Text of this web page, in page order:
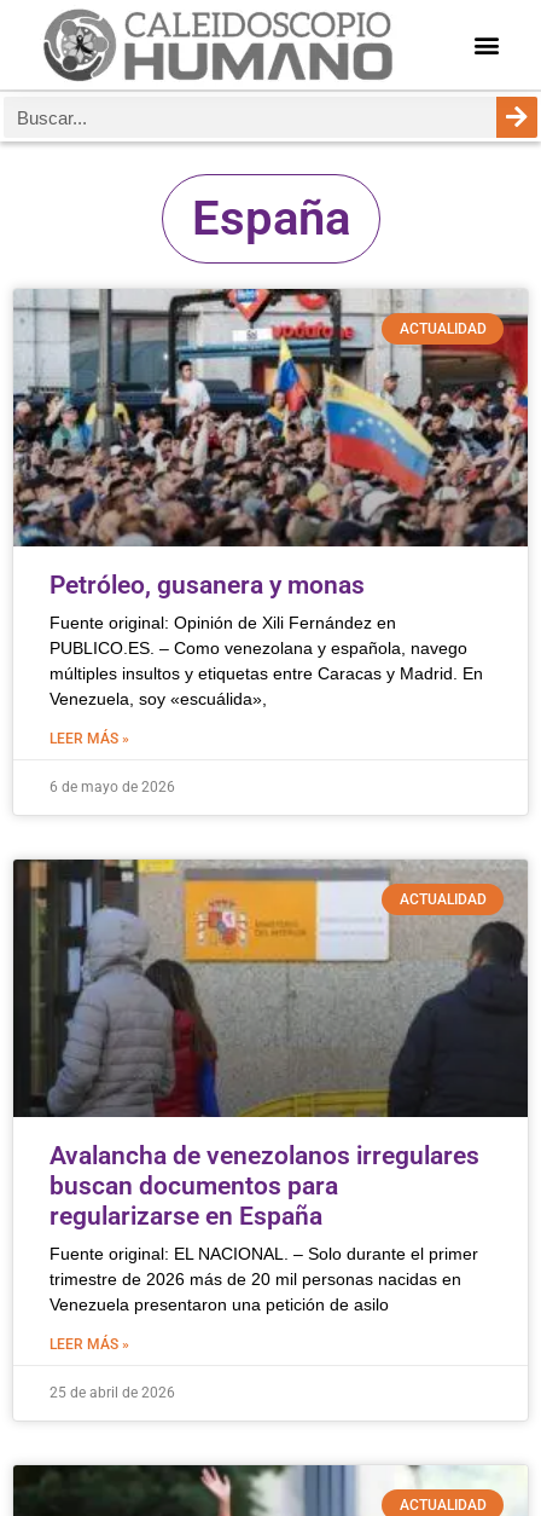
España
ACTUALIDAD
Petróleo, gusanera y monas
Fuente original: Opinión de Xili Fernández en
PUBLICO.ES. – Como venezolana y española, navego
múltiples insultos y etiquetas entre Caracas y Madrid. En
Venezuela, soy «escuálida»,
LEER MÁS »
6 de mayo de 2026
ACTUALIDAD
Avalancha de venezolanos irregulares
buscan documentos para
regularizarse en España
Fuente original: EL NACIONAL. – Solo durante el primer
trimestre de 2026 más de 20 mil personas nacidas en
Venezuela presentaron una petición de asilo
LEER MÁS »
25 de abril de 2026
ACTUALIDAD